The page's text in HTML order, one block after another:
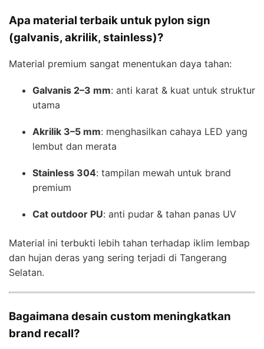
Apa material terbaik untuk pylon sign
(galvanis, akrilik, stainless)?
Material premium sangat menentukan daya tahan:
Galvanis 2–3 mm: anti karat & kuat untuk struktur
utama
Akrilik 3–5 mm: menghasilkan cahaya LED yang
lembut dan merata
Stainless 304: tampilan mewah untuk brand
premium
Cat outdoor PU: anti pudar & tahan panas UV
Material ini terbukti lebih tahan terhadap iklim lembap
dan hujan deras yang sering terjadi di Tangerang
Selatan.
Bagaimana desain custom meningkatkan
brand recall?